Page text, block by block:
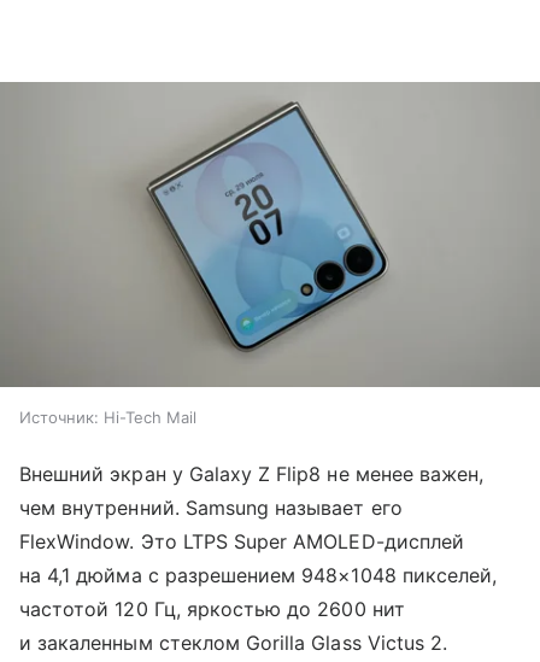
Источник: Hi-Tech Mail
Внешний экран у Galaxy Z Flip8 не менее важен,
чем внутренний. Samsung называет его
FlexWindow. Это LTPS Super AMOLED-дисплей
на 4,1 дюйма с разрешением 948×1048 пикселей,
частотой 120 Гц, яркостью до 2600 нит
и закаленным стеклом Gorilla Glass Victus 2.